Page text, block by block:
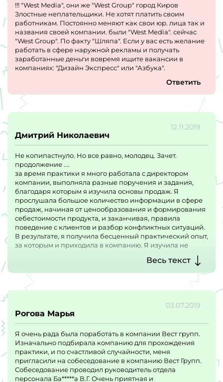
!!! "West Media", они же "West Group" город Киров
Злостные неплательщики. Не хотят платить своим
работникам. Постоянно меняют как свои юр. лица так и
названия своей компании. были "West Media". сейчас
"West Group". По факту "Шляпа". Если у вас есть желание
работать в сфере наружной рекламы и получать
заработанные деньги вовремя ищите вакансии в
компаниях: "Дизайн Экспресс" или "Азбука".
Ответить
12.11.2019
Дмитрий Николаевич
Не копипастнуло. Но все равно, молодец. Зачет.
продолжение ....
за время практики я много работала с директором
компании, выполняла разные поручения и задания,
благодаря которым я изучила основы продаж. Я
прослушала большое количество информации в сфере
продаж, начиная от ценообразования и формирования
себестоимости продукта, и заканчивая, правила
поведение с клиентов и разбор конфликтных ситуаций.
В результате, я получила бесценный практический опыт,
за которым и приходила в компанию. Я изучила не
продаж, все задания несли в себе максимальную
полезность и ценность. Не было ни дня, чтобы я сидела
без дела, каждый день была какая-то новая и полезная
информация, которая помогла мне приобрести новые
поработать в данной компании, и хотела бы по
возможности продолжить там работу в будущем. В
компании очень дружественный коллектив, в случае
каких-либо трудностей, обязательно помогут, объяснят
ошибки и помогут исправить. Директор (Дмитрий)
всегда открыт для общения, так же готов помочь и
научить, если что-то не получается, всегда дает ценные
советы, как можно улучшить свою работу.
Весь текст
03.07.2019
Рогова Марья
Я очень рада была поработать в компании Вест групп.
Изначально подбирала компанию для прохождения
практики, и по счастливой случайности, меня
пригласили на собеседование в компанию Вест Групп.
Собеседование проводил руководитель отдела
персонала Ба*****а В.Г. Очень приятная и